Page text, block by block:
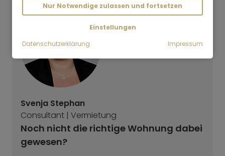
Svenja Stephan
Consultant | Vermietung
Noch nicht die richtige Wohnung dabei
gewesen?
Nur Notwendige zulassen und fortsetzen
Einstellungen
Datenschutzerklärung
Impressum